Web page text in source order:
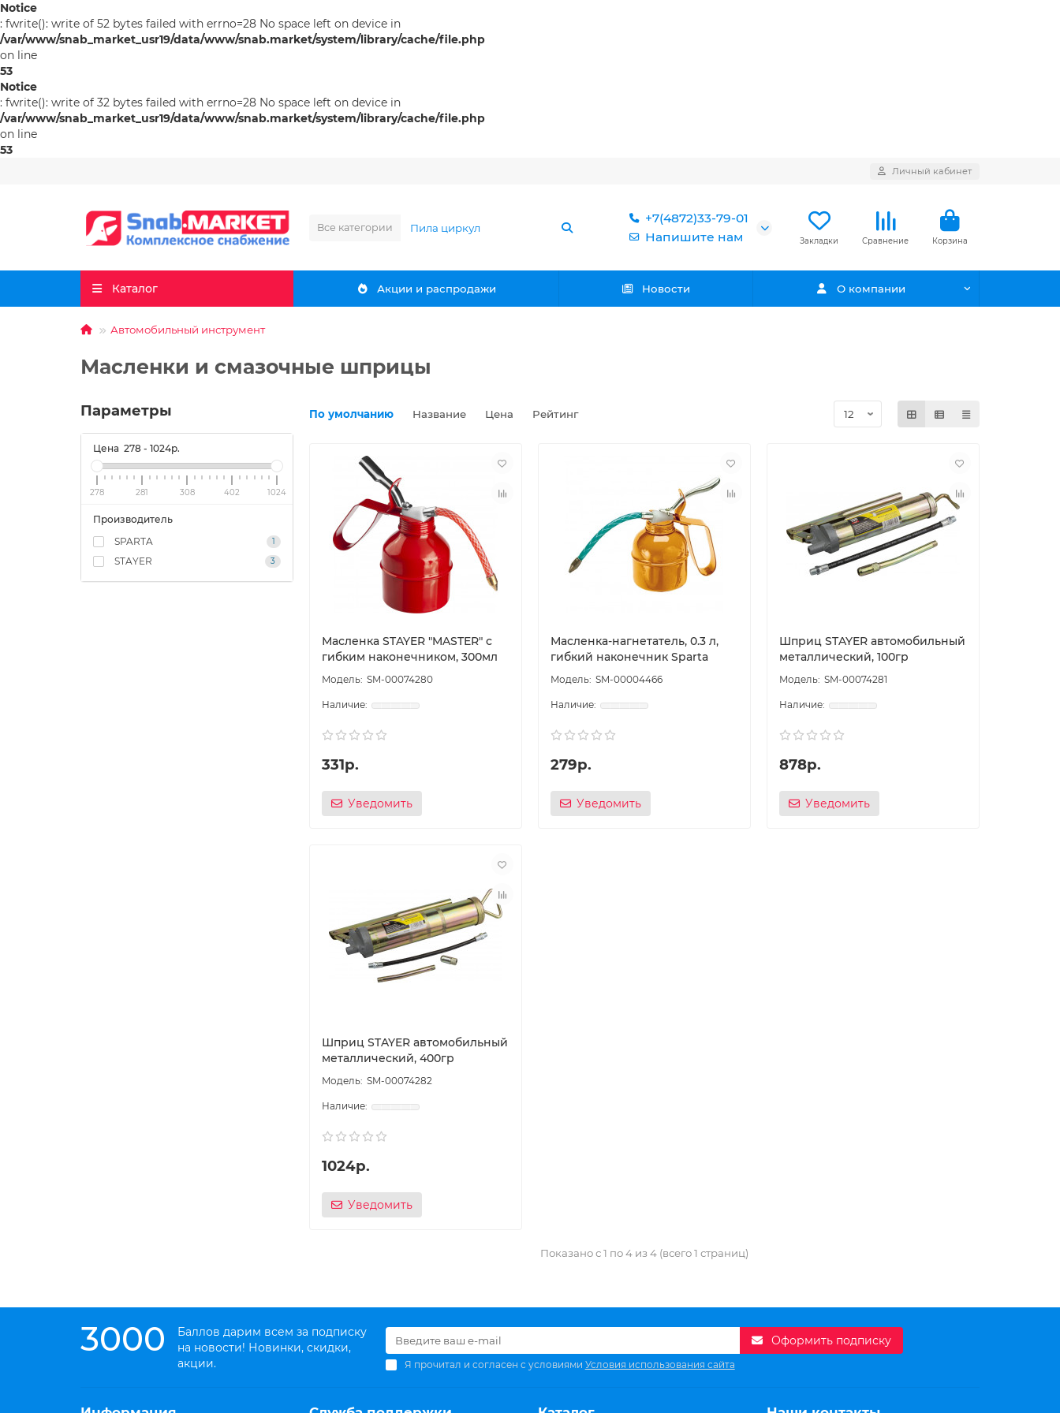
Notice
: fwrite(): write of 52 bytes failed with errno=28 No space left on device in
/var/www/snab_market_usr19/data/www/snab.market/system/library/cache/file.php
on line
53
Notice
: fwrite(): write of 32 bytes failed with errno=28 No space left on device in
/var/www/snab_market_usr19/data/www/snab.market/system/library/cache/file.php
on line
53
Личный кабинет
Все категории
+7(4872)33-79-01
Напишите нам
Закладки Сравнение Корзина
Каталог Акции и распродажи Новости О компании
Автомобильный инструмент
Масленки и смазочные шприцы
Параметры
Цена 278 - 1024р.
278 281 308 402 1024
Производитель
SPARTA
1
STAYER 3
По умолчанию Название Цена Рейтинг
Масленка STAYER ″MASTER″ с
гибким наконечником, 300мл
SM-00074280
331р.
Уведомить
Масленка-нагнетатель, 0.3 л,
гибкий наконечник Sparta
SM-00004466
279р.
Уведомить
Шприц STAYER автомобильный
металлический, 100гр
SM-00074281
878р.
Уведомить
Шприц STAYER автомобильный
металлический, 400гр
SM-00074282
1024р.
Уведомить
Показано с 1 по 4 из 4 (всего 1 страниц)
3000
Баллов дарим всем за подписку
на новости! Новинки, скидки,
акции.
Оформить подписку
Я прочитал и согласен с условиями Условия использования сайта